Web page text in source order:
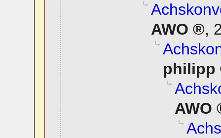
AWO
,
philipp
AWO